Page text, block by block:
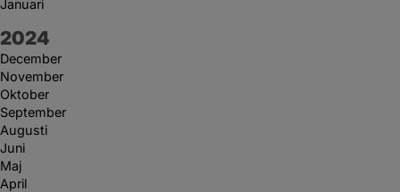
Januari
År:
2024
December
November
Oktober
September
Augusti
Juni
Maj
April